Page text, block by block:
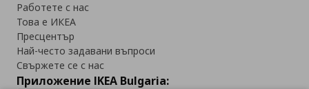
Работете с нас
Това е ИКЕА
Пресцентър
Най-често задавани въпроси
Свържете се с нас
Приложение IKEA Bulgaria: